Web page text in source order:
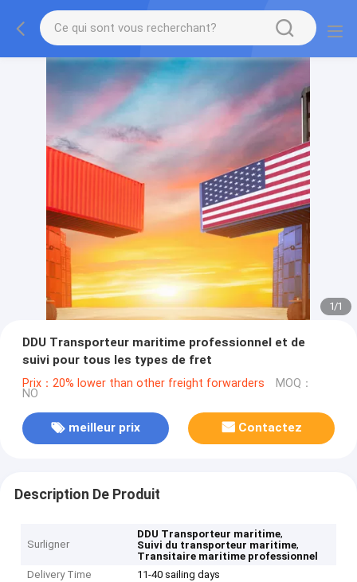
1/1
DDU Transporteur maritime professionnel et de
suivi pour tous les types de fret
Prix：20% lower than other freight forwarders MOQ：
NO
meilleur prix Contactez
Description De Produit
Surligner
DDU Transporteur maritime,
Suivi du transporteur maritime,
Transitaire maritime professionnel
Delivery Time
11-40 sailing days